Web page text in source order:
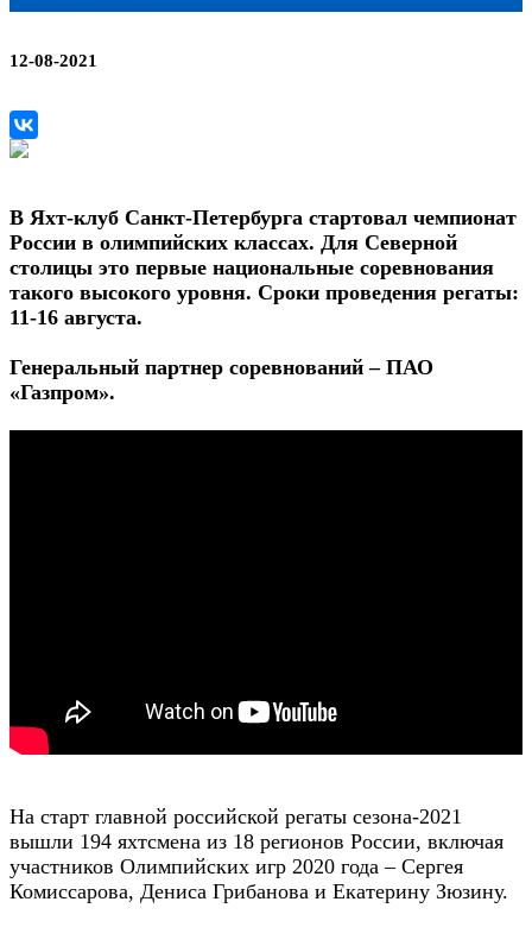
12-08-2021
В Яхт-клуб Санкт-Петербурга стартовал чемпионат
России в олимпийских классах. Для Северной
столицы это первые национальные соревнования
такого высокого уровня. Сроки проведения регаты:
11-16 августа.
Генеральный партнер соревнований – ПАО
«Газпром».
На старт главной российской регаты сезона-2021
вышли 194 яхтсмена из 18 регионов России, включая
участников Олимпийских игр 2020 года – Сергея
Комиссарова, Дениса Грибанова и Екатерину Зюзину.